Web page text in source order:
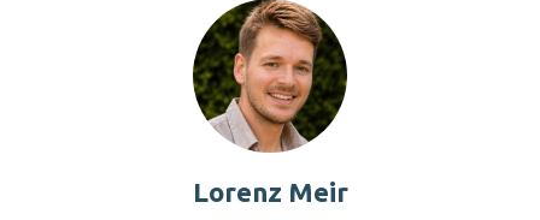
Lorenz Meir